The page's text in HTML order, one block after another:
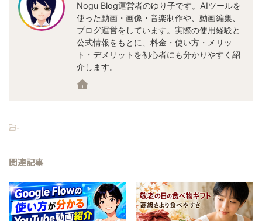
Nogu Blog運営者のゆり子です。AIツールを
使った動画・画像・音楽制作や、動画編集、
ブログ運営をしています。実際の使用経験と
公式情報をもとに、料金・使い方・メリッ
ト・デメリットを初心者にも分かりやすく紹
介します。
-
関連記事